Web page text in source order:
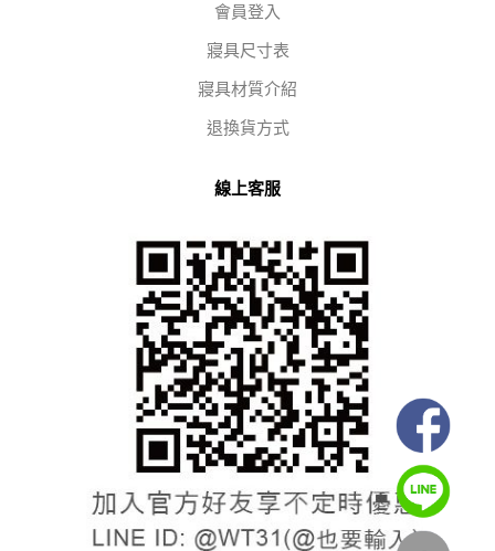
會員登入
寢具尺寸表
寢具材質介紹
退換貨方式
線上客服